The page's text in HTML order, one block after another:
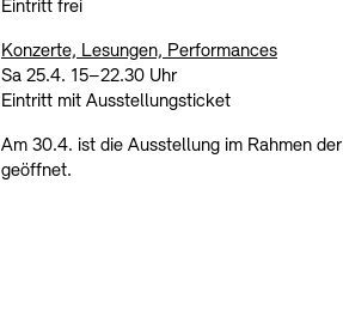
Eintritt frei
Konzerte, Lesungen, Performances
Sa 25.4. 15–22.30 Uhr
Eintritt mit Ausstellungsticket
Am 30.4. ist die Ausstellung im Rahmen der
geöffnet.